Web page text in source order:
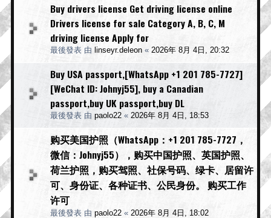
Buy drivers license Get driving license online
Drivers license for sale Category A, B, C, M
driving license Apply for
最後發表 由 linseyr.deleon « 2026年 8月 4日, 20:32
Buy USA passport,[WhatsApp +1 201 785-7727]
[WeChat ID: Johnyj55], buy a Canadian
passport,buy UK passport,buy DL
最後發表 由 paolo22 « 2026年 8月 4日, 18:53
购买美国护照（WhatsApp：+1 201 785-7727，
微信：Johnyj55），购买中国护照、英国护照、
荷兰护照，购买驾照、社保号码、绿卡、居留许
可、身份证、各种证书、公民身份。 购买工作
许可
最後發表 由 paolo22 « 2026年 8月 4日, 18:02